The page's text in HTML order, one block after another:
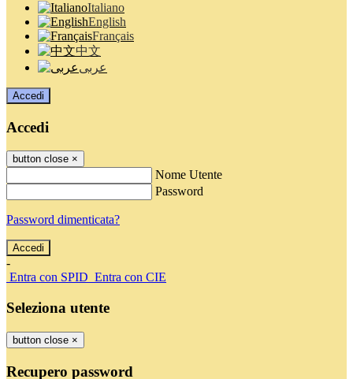
Italiano
English
Français
中文
عربى
Accedi
Accedi
button close ×
Nome Utente
Password
Password dimenticata?
-
Entra con SPID Entra con CIE
Seleziona utente
button close ×
Recupero password